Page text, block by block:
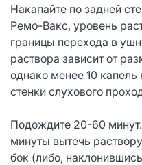
Накапайте по задней
Ремо-Вакс, уровень
границы перехода в
раствора зависит от
однако менее 10
стенки слухового
Подождите 20-60 минут.
минуты вытечь
бок (либо,